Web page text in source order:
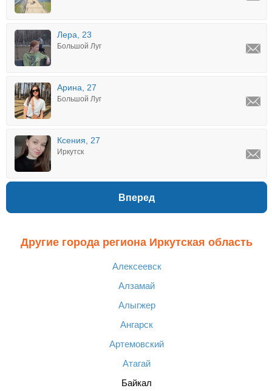
Лера, 23
Большой Луг
Арина, 27
Большой Луг
Ксения, 27
Иркутск
Вперед
Другие города региона Иркутская область
Алексеевск
Алзамай
Алыгжер
Ангарск
Артемовский
Атагай
Байкал